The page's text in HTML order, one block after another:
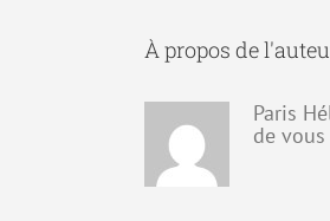
À propos de
Paris
de